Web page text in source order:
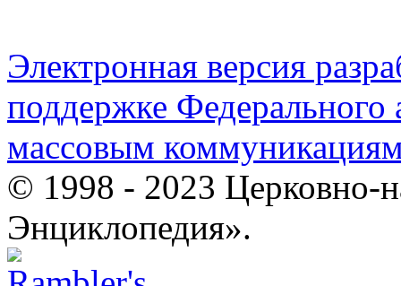
Электронная версия
поддержке Федерального
массовым
© 1998 - 2023 Церковно-
Энциклопедия».